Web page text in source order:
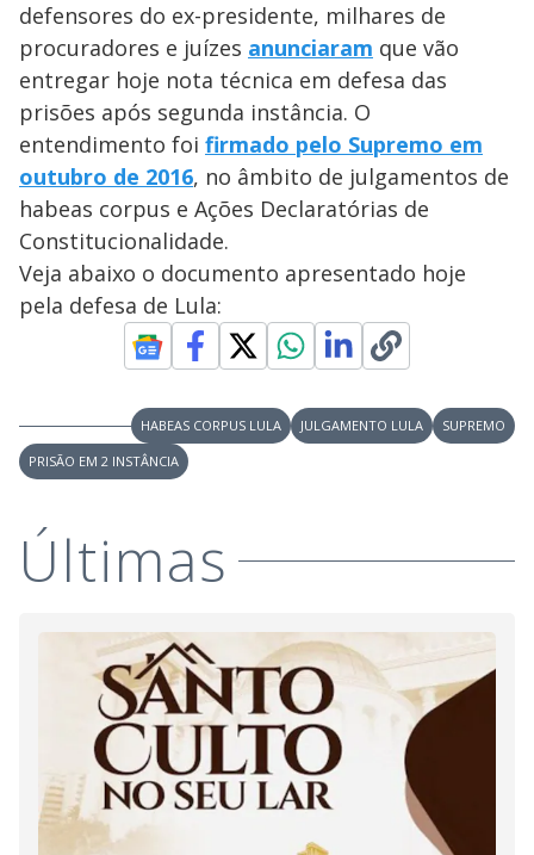
defensores do ex-presidente, milhares de
procuradores e juízes anunciaram que vão
entregar hoje nota técnica em defesa das
prisões após segunda instância. O
entendimento foi firmado pelo Supremo em
outubro de 2016, no âmbito de julgamentos de
habeas corpus e Ações Declaratórias de
Constitucionalidade.
Veja abaixo o documento apresentado hoje
pela defesa de Lula:
HABEAS CORPUS LULA JULGAMENTO LULA
SUPREMO
PRISÃO EM 2 INSTÂNCIA
Últimas